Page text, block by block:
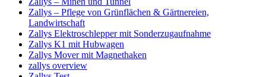
Zallys – Pflege von Grünflächen & Gärtnereien,
Landwirtschaft
Zallys Elektroschlepper mit Sonderzugaufnahme
Zallys K1 mit Hubwagen
Zallys Mover mit Magnethaken
zallys overview